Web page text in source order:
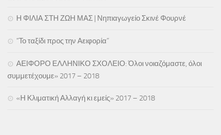
Η ΦΙΛΙΑ ΣΤΗ ΖΩΗ ΜΑΣ | Νηπιαγωγείο Σκινέ Φουρνέ
“Το ταξίδι προς την Αειφορία”
ΑΕΙΦΟΡΟ ΕΛΛΗΝΙΚΟ ΣΧΟΛΕΙΟ: Όλοι νοιαζόμαστε, όλοι
συμμετέχουμε» 2017 – 2018
«Η Κλιματική Αλλαγή κι εμείς» 2017 – 2018